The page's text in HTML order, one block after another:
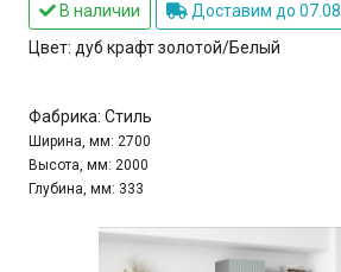
В наличии
Доставим до 07.08
Цвет: дуб крафт золотой/Белый
Фабрика: Стиль
Ширина, мм: 2700
Высота, мм: 2000
Глубина, мм: 333